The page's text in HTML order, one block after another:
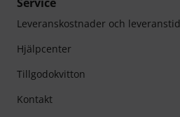
Leveranskostnader och leveranstid
Hjälpcenter
Tillgodokvitton
Kontakt